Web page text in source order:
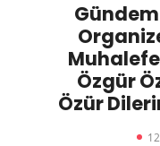
Gündem
Özgür
Özür